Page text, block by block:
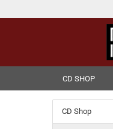
CD SHOP
CD Shop